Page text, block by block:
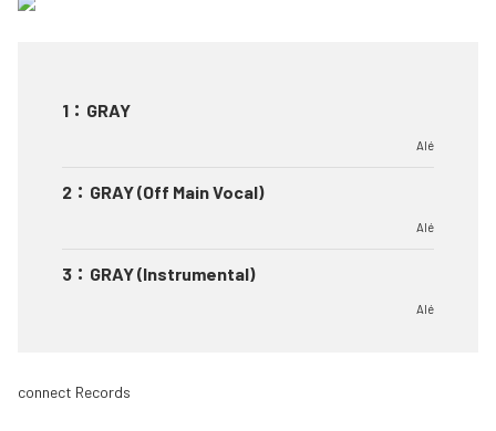
1 ： GRAY
Alé
2 ： GRAY (Off Main Vocal)
Alé
3 ： GRAY (Instrumental)
Alé
connect Records